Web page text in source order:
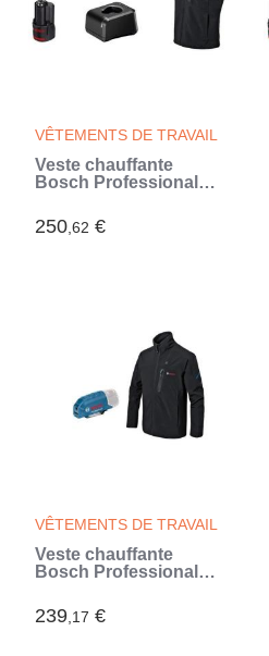
VÊTEMENTS DE TRAVAIL
Veste chauffante
Bosch Professional
L, avec batterie 12V -
06188000G6
250,62 €
VÊTEMENTS DE TRAVAIL
Veste chauffante
Bosch Professional
2XL sans batterie -
06188000E1
239,17 €